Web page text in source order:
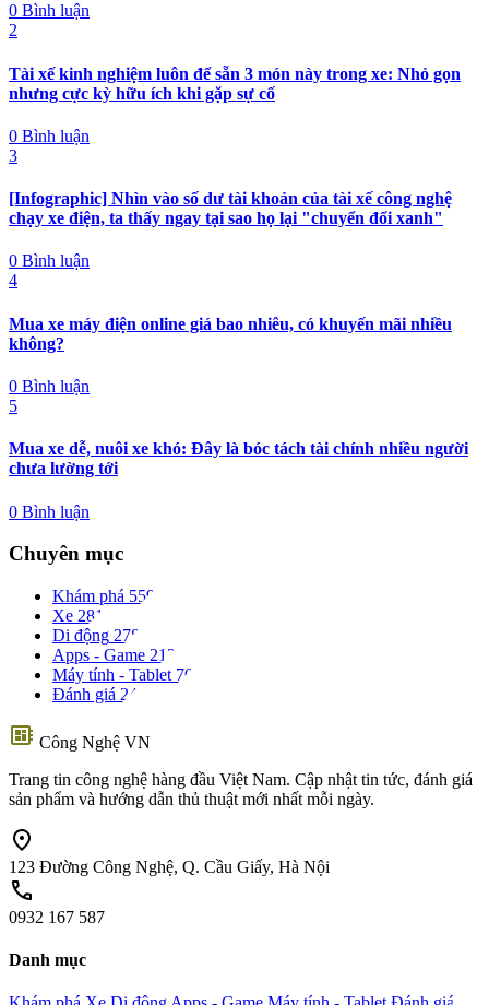
0 Bình luận
2
Tài xế kinh nghiệm luôn để sẵn 3 món này trong xe: Nhỏ gọn
nhưng cực kỳ hữu ích khi gặp sự cố
0 Bình luận
3
[Infographic] Nhìn vào số dư tài khoản của tài xế công nghệ
chạy xe điện, ta thấy ngay tại sao họ lại "chuyển đổi xanh"
0 Bình luận
4
Mua xe máy điện online giá bao nhiêu, có khuyến mãi nhiều
không?
0 Bình luận
5
Mua xe dễ, nuôi xe khó: Đây là bóc tách tài chính nhiều người
chưa lường tới
0 Bình luận
Chuyên mục
Khám phá 559
Xe 281
Di động 278
Apps - Game 212
Máy tính - Tablet 70
Đánh giá 24
developer_board Công Nghệ VN
Trang tin công nghệ hàng đầu Việt Nam. Cập nhật tin tức, đánh giá
sản phẩm và hướng dẫn thủ thuật mới nhất mỗi ngày.
location_on
123 Đường Công Nghệ, Q. Cầu Giấy, Hà Nội
call
0932 167 587
Danh mục